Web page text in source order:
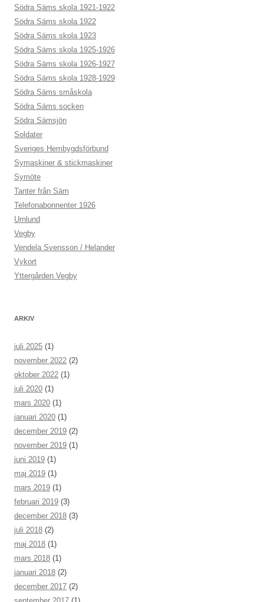
Södra Säms skola 1921-1922
Södra Säms skola 1922
Södra Säms skola 1923
Södra Säms skola 1925-1926
Södra Säms skola 1926-1927
Södra Säms skola 1928-1929
Södra Säms småskola
Södra Säms socken
Södra Sämsjön
Soldater
Sveriges Hembygdsförbund
Symaskiner & stickmaskiner
Symöte
Tanter från Säm
Telefonabonnenter 1926
Urnlund
Vegby
Vendela Svensson / Helander
Vykort
Yttergården Vegby
ARKIV
juli 2025 (1)
november 2022 (2)
oktober 2022 (1)
juli 2020 (1)
mars 2020 (1)
januari 2020 (1)
december 2019 (2)
november 2019 (1)
juni 2019 (1)
maj 2019 (1)
mars 2019 (1)
februari 2019 (3)
december 2018 (3)
juli 2018 (2)
maj 2018 (1)
mars 2018 (1)
januari 2018 (2)
december 2017 (2)